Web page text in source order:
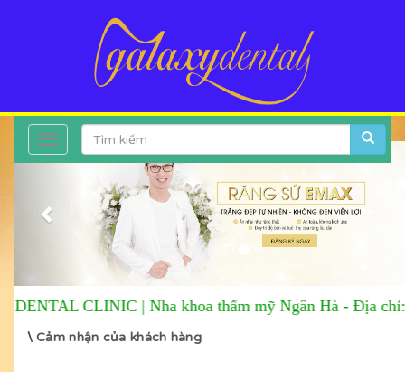
Toggle
navigation
Previous
CLINIC |Nha khoa thẩm mỹ Ngân Hà-Địa chỉ:
\ Cảm nhận của khách hàng